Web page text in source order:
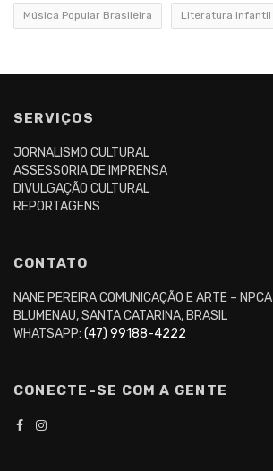
Música Popular Brasileira Literatura infantil
SERVIÇOS
JORNALISMO CULTURAL
ASSESSORIA DE IMPRENSA
DIVULGAÇÃO CULTURAL
REPORTAGENS
CONTATO
NANE PEREIRA COMUNICAÇÃO E ARTE – NPCA
BLUMENAU, SANTA CATARINA, BRASIL
WHATSAPP: (47) 99188-4222
CONECTE-SE COM A GENTE